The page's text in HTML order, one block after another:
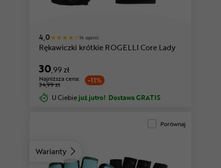
4,0 14 opinii
Rękawiczki krótkie ROGELLI Core Lady
30,99 zł
-11%
Najniższa cena:
34,99 zł
U Ciebie już jutro! Dostawa GRATIS
Warianty
Porównaj